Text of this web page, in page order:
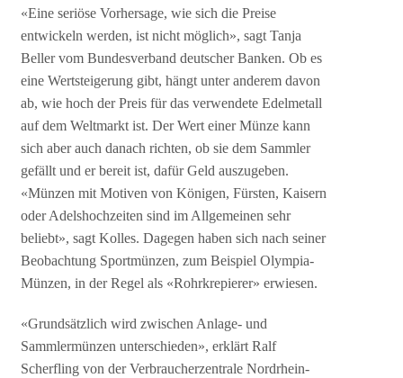
«Eine seriöse Vorhersage, wie sich die Preise
entwickeln werden, ist nicht möglich», sagt Tanja
Beller vom Bundesverband deutscher Banken. Ob es
eine Wertsteigerung gibt, hängt unter anderem davon
ab, wie hoch der Preis für das verwendete Edelmetall
auf dem Weltmarkt ist. Der Wert einer Münze kann
sich aber auch danach richten, ob sie dem Sammler
gefällt und er bereit ist, dafür Geld auszugeben.
«Münzen mit Motiven von Königen, Fürsten, Kaisern
oder Adelshochzeiten sind im Allgemeinen sehr
beliebt», sagt Kolles. Dagegen haben sich nach seiner
Beobachtung Sportmünzen, zum Beispiel Olympia-
Münzen, in der Regel als «Rohrkrepierer» erwiesen.
«Grundsätzlich wird zwischen Anlage- und
Sammlermünzen unterschieden», erklärt Ralf
Scherfling von der Verbraucherzentrale Nordrhein-